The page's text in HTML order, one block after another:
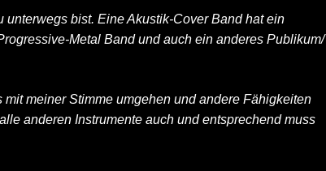
unterwegs bist. Eine Akustik-Cover Band hat ein
Metal Band und auch ein anderes Publikum/
meiner Stimme umgehen und andere Fähigkeiten
anderen Instrumente auch und entsprechend muss